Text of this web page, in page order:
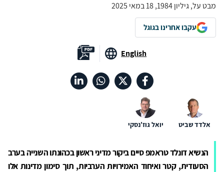
מבט על, גיליון 1984, 18 במאי 2025
עקבו אחרינו בגוגל
English
אלדד שביט יואל גוז'נסקי
הנשיא דונלד טראמפ סיים ביקור מדיני ראשון בכהונתו השנייה בערב
הסעודית, קטר ואיחוד האמירויות הערביות, תוך סימון מדינות אלו